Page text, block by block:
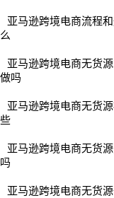
亚马逊跨境电商流程
么
亚马逊跨境电商无货
做吗
亚马逊跨境电商无货
些
亚马逊跨境电商无货
吗
亚马逊跨境电商无货